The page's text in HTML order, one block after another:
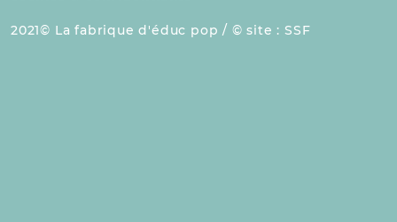
2021 La fabrique d'éduc pop / site :SSF